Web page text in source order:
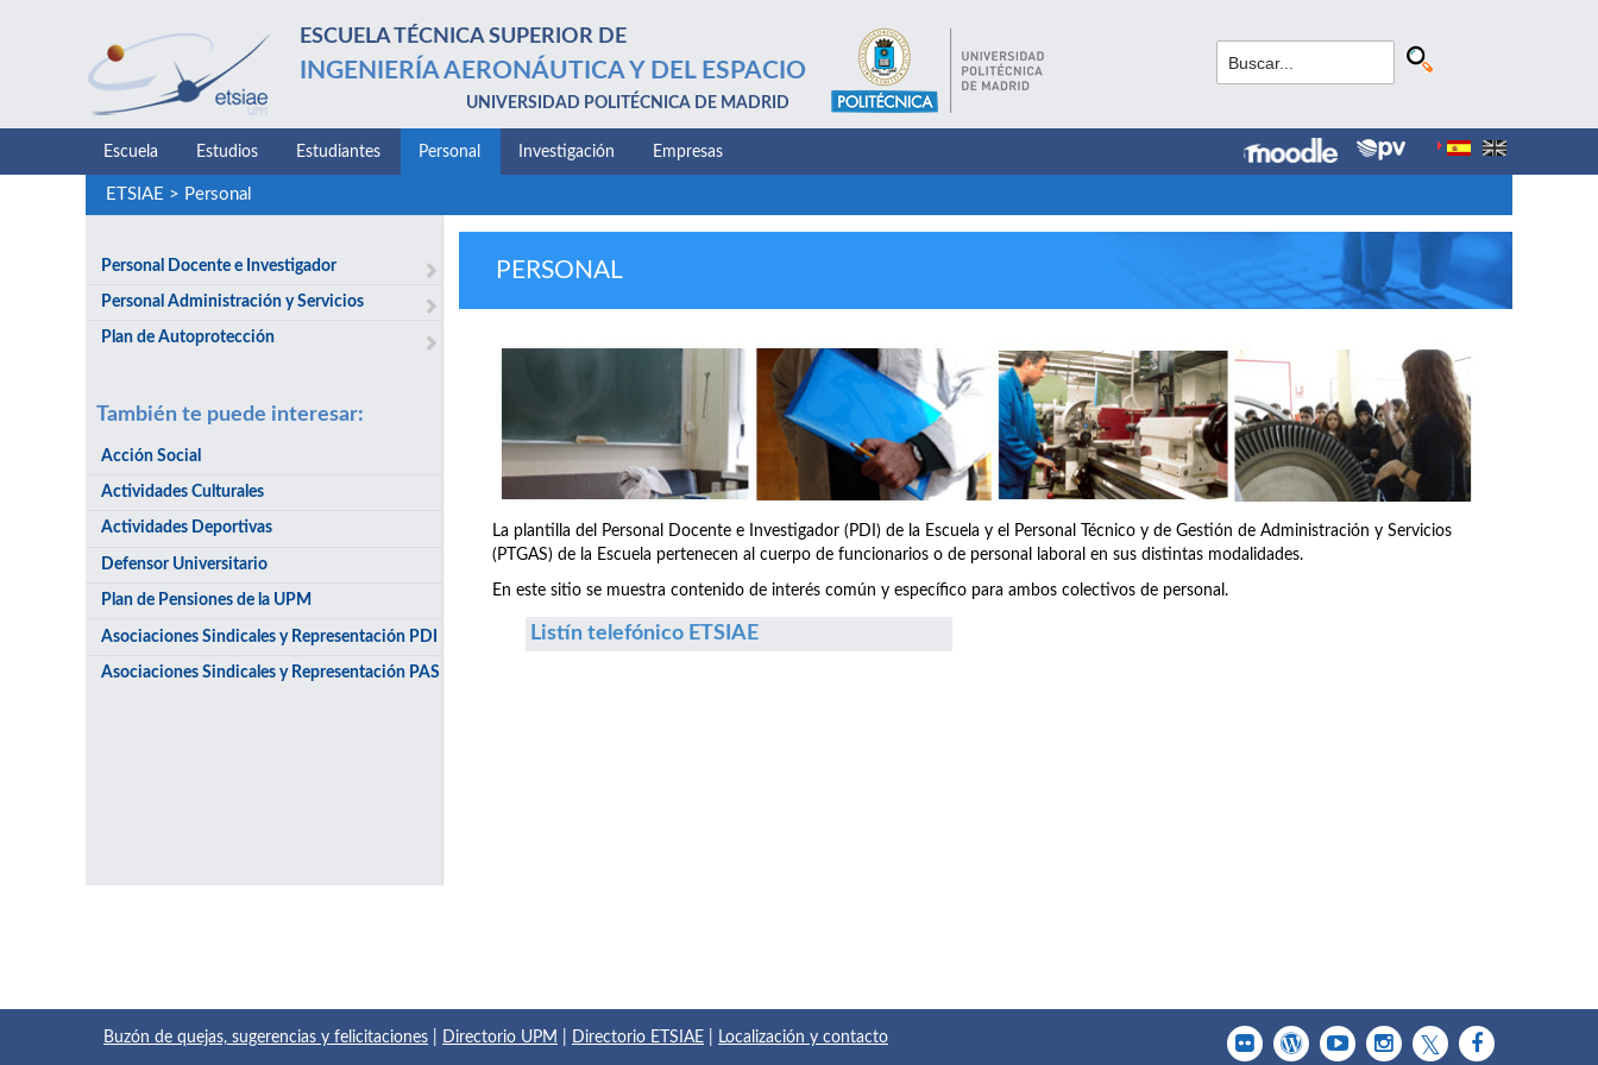
ESCUELA TÉCNICA SUPERIOR DE
INGENIERÍA AERONÁUTICA Y DEL ESPACIO
UNIVERSIDAD POLITÉCNICA DE MADRID
Escuela Estudios Estudiantes Personal Investigación Empresas
ETSIAE > Personal
Personal Docente e Investigador
Personal Administración y Servicios
Plan de Autoprotección
También te puede interesar:
Acción Social
Actividades Culturales
Actividades Deportivas
Defensor Universitario
Plan de Pensiones de la UPM
Asociaciones Sindicales y Representación PDI
Asociaciones Sindicales y Representación PAS
PERSONAL
La plantilla del Personal Docente e Investigador (PDI) de la Escuela y el Personal Técnico y de Gestión de Administración y Servicios
(PTGAS) de la Escuela pertenecen al cuerpo de funcionarios o de personal laboral en sus distintas modalidades.
En este sitio se muestra contenido de interés común y específico para ambos colectivos de personal.
Listín telefónico ETSIAE
Buzón de quejas, sugerencias y felicitaciones Directorio UPM Directorio ETSIAE Localización y contacto